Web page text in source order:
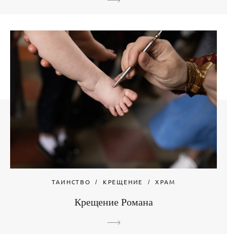
ТАИНСТВО КРЕЩЕНИЕ ХРАМ
Крещение Романа